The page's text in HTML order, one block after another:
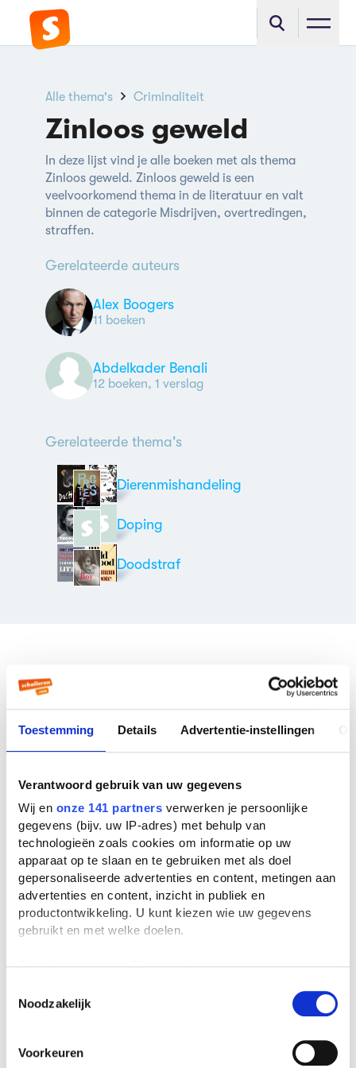
Toestemming Details Advertentie-instellingen
Verantwoord gebruik van uw gegevens
Wij en onze 141 partners verwerken je persoonlijke
gegevens (bijv. uw IP-adres) met behulp van
technologieën zoals cookies om informatie op uw
apparaat op te slaan en te gebruiken met als doel
gepersonaliseerde advertenties en content, metingen aan
advertenties en content, inzicht in publiek en
productontwikkeling. U kunt kiezen wie uw gegevens
gebruikt en met welke doelen.
Als u het toestaat, willen we ook graag:
locatie, die tot een paar meter nauwkeurig kan zijn
scannen op specifieke eigenschappen (fingerprinting)
Lees meer over hoe uw persoonlijke gegevens worden
Noodzakelijk
Voorkeuren
Alle thema's Criminaliteit
Zinloos geweld
In deze lijst vind je alle boeken met als thema
Zinloos geweld. Zinloos geweld is een
veelvoorkomend thema in de literatuur en valt
binnen de categorie Misdrijven, overtredingen,
straffen.
Gerelateerde auteurs
Alex Boogers
11 boeken
Abdelkader Benali
12 boeken, 1 verslag
Gerelateerde thema's
Dierenmishandeling
Doping
Doodstraf
Alle boeken
Boeken over zinloos
geweld
Filteren(1)
Sorteer op Populariteit
Bad Boy
Abdelkader Benali